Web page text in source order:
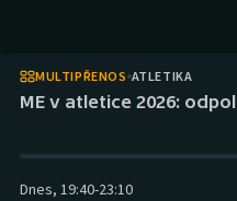
MULTIPŘENOS ATLETIKA
ME v atletice 2026:
Dnes, 19:40-23:10